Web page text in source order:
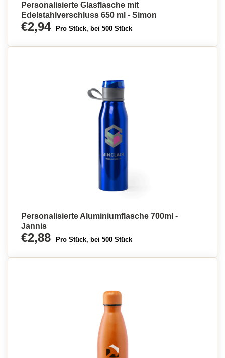
Personalisierte Glasflasche mit
Edelstahlverschluss 650 ml - Simon
€2,94 Pro Stück, bei 500 Stück
Personalisierte Aluminiumflasche 700ml -
Jannis
€2,88 Pro Stück, bei 500 Stück